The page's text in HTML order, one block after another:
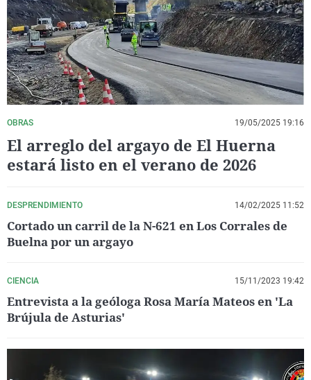
La rosa de los vientos
Gente viajera
Como el perro y el
Caso
Retornados
Equipo de
Operación Viuda
Extremadura
Galicia
La Rioja
Navarra
País Vasco
Virales
Televisión
Elecciones
OBRAS 19/05/2025 19:16
El arreglo del argayo de El Huerna
estará listo en el verano de 2026
DESPRENDIMIENTO 14/02/2025 11:52
Cortado un carril de la N-621 en Los Corrales de
Buelna por un argayo
CIENCIA 15/11/2023 19:42
Entrevista a la geóloga Rosa María Mateos en 'La
Brújula de Asturias'